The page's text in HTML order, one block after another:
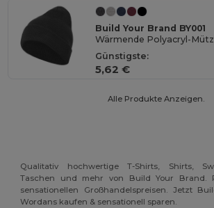
Build Your Brand BY001
Günstigste:
5,62 €
Alle Produkte Anzeigen.
Qualitativ hochwertige T-Shirts, Shirts,
Taschen und mehr von Build Your Brand.
sensationellen Großhandelspreisen. Jetzt
Wordans kaufen & sensationell sparen.